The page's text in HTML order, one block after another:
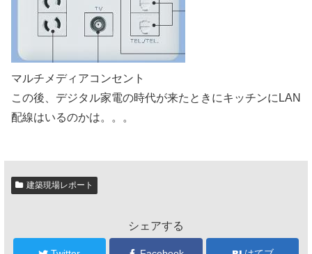
マルチメディアコンセント
この後、デジタル家電の時代が来たときにキッチンにLAN
配線はいるのかは。。。
建築現場レポート
シェアする